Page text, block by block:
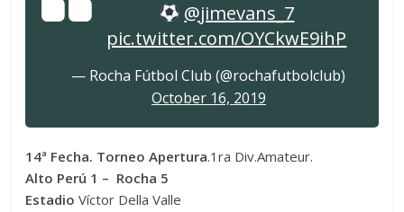
@jimevans_7
pic.twitter.com/OYCkwE9ihP
— Rocha Fútbol Club (@rochafutbolclub)
October 16, 2019
14ª Fecha. Torneo Apertura.1ra Div.Amateur.
Alto Perú 1 – Rocha 5
Estadio Víctor Della Valle